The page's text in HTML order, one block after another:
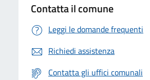
Contatta il comune
Leggi le domande frequenti
Richiedi assistenza
Contatta gli uffici comunali